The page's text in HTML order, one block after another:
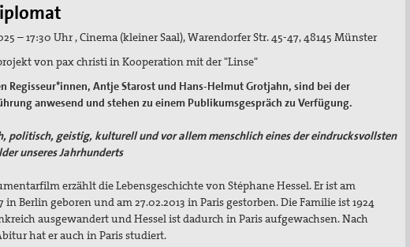
– 17:30 Uhr , Cinema (kleiner Saal), Warendorfer Str. 45-47, 48145 Münster
von pax christi in Kooperation mit der "Linse"
Regisseur*innen, Antje Starost und Hans-Helmut Grotjahn, sind bei der
anwesend und stehen zu einem Publikumsgespräch zu Verfügung.
politisch, geistig, kulturell und vor allem menschlich eines der eindrucksvollsten
unseres Jahrhunderts
erzählt die Lebensgeschichte von Stéphane Hessel. Er ist am
in Berlin geboren und am 27.02.2013 in Paris gestorben. Die Familie ist 1924
ausgewandert und Hessel ist dadurch in Paris aufgewachsen. Nach
hat er auch in Paris studiert.